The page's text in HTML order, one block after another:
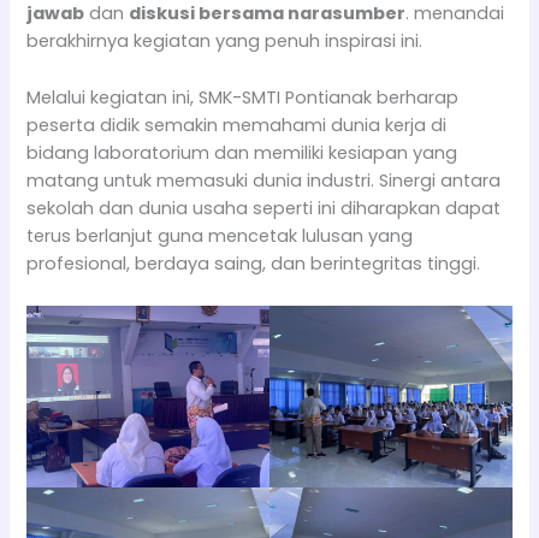
jawab dan diskusi bersama narasumber. menandai
berakhirnya kegiatan yang penuh inspirasi ini.
Melalui kegiatan ini, SMK-SMTI Pontianak berharap
peserta didik semakin memahami dunia kerja di
bidang laboratorium dan memiliki kesiapan yang
matang untuk memasuki dunia industri. Sinergi antara
sekolah dan dunia usaha seperti ini diharapkan dapat
terus berlanjut guna mencetak lulusan yang
profesional, berdaya saing, dan berintegritas tinggi.